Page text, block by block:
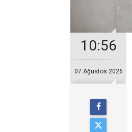
10:56
07 Ağustos 2026